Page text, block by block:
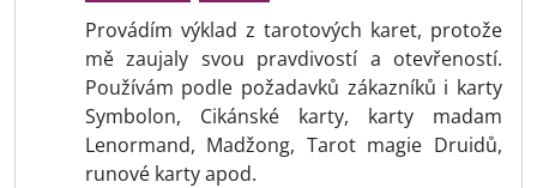
Provádím výklad z tarotových karet, protože
mě zaujaly svou pravdivostí a otevřeností.
Používám podle požadavků zákazníků i karty
Symbolon, Cikánské karty, karty madam
Lenormand, Madžong, Tarot magie Druidů,
runové karty apod.